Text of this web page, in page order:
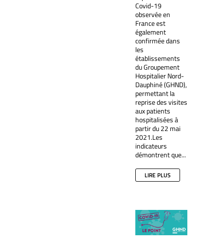
Covid-19
observée en
France est
également
confirmée dans
les
établissements
du Groupement
Hospitalier Nord-
Dauphiné (GHND),
permettant la
reprise des visites
aux patients
hospitalisées à
partir du 22 mai
2021.Les
indicateurs
démontrent que...
LIRE PLUS